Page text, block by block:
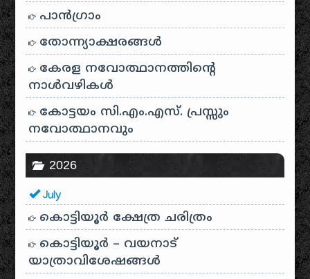
പാന്‍ഗ്രാം
തോന്ന്യാക്ഷരങ്ങള്‍
കേരള നവോത്ഥാനത്തിന്റെ
നാൾവഴികൾ
കോട്ടയം സി.എം.എസ്. പ്രസ്സും
നവോത്ഥാനവും
2026
July
കൊട്ടിയൂർ ക്ഷേത്ര ചരിത്രം
കൊട്ടിയൂർ – വയനാട്
യാത്രാവിശേഷങ്ങൾ